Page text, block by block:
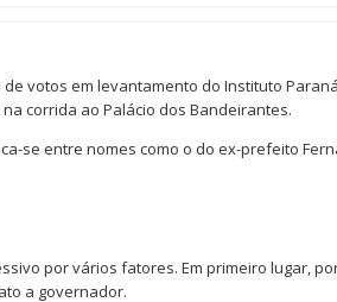
de votos em levantamento do Instituto
corrida ao Palácio dos Bandeirantes.
se entre nomes como o do ex-prefeito
por vários fatores. Em primeiro lugar,
a governador.